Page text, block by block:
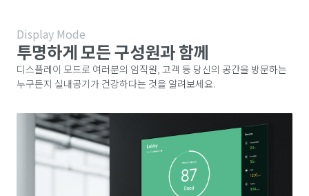
Display Mode
투명하게 모든 구성원과 함께
디스플레이 모드로 여러분의 임직원, 고객 등 당신의 공간을 방문하는
누구든지 실내공기가 건강하다는 것을 알려보세요.